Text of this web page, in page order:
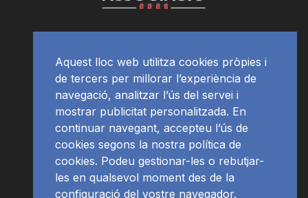
Aquest lloc web utilitza cookies pròpies i
de tercers per millorar l’experiència de
navegació, analitzar l’ús del servei i
mostrar publicitat personalitzada. En
continuar navegant, accepteu l’ús de
cookies segons la nostra política de
cookies. Podeu gestionar-les o rebutjar-
les en qualsevol moment des de la
configuració del vostre navegador.